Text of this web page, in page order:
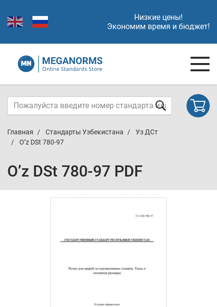
Низкие цены!
Экономим время и бюджет!
Главная Стандарты Узбекистана
Уз ДСт
O’z DSt 780-97
O’z DSt 780-97 PDF